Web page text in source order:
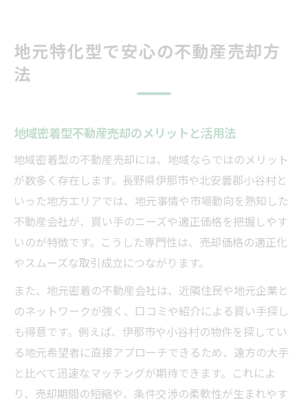
地元特化型で安心の不動産売却方
法
地域密着型不動産売却のメリットと活用法
地域密着型の不動産売却には、地域ならではのメリット
が数多く存在します。長野県伊那市や北安曇郡小谷村と
いった地方エリアでは、地元事情や市場動向を熟知した
不動産会社が、買い手のニーズや適正価格を把握しやす
いのが特徴です。こうした専門性は、売却価格の適正化
やスムーズな取引成立につながります。
また、地元密着の不動産会社は、近隣住民や地元企業と
のネットワークが強く、口コミや紹介による買い手探し
も得意です。例えば、伊那市や小谷村の物件を探してい
る地元希望者に直接アプローチできるため、遠方の大手
と比べて迅速なマッチングが期待できます。これによ
り、売却期間の短縮や、条件交渉の柔軟性が生まれやす